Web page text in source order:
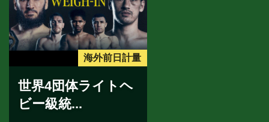
海外前日計量
世界4団体ライトヘ
ビー級統...